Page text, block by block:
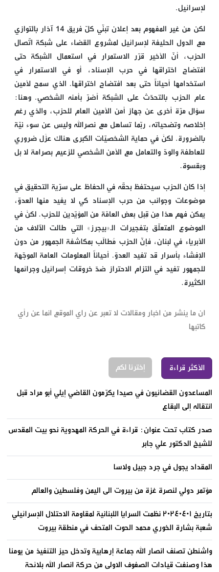
لإسرائيل.
لكن من غير المفهوم بعد إعلان تبنّي كلّ فريق 14 آذار بالتوازي
مع الدول الحليفة لإسرائيل لمشروع القضاء على شبكة اتّصال
الحزب، أنّ الأخير قرّر الاستمرار في استعمال الشبكة حتى
افتضاح اختراقها في حرب الإسناد، أو في الاستمرار في
استخدامها أحياناً حتى بعد افتضاح اختراقها. الذي سمح لأمين
عام الحزب بالتحدّث على الشبكة أضرّ بأمنه الشخصي. وهنا:
سؤال مرّة أخرى عن جهاز أمن الأمين العام للحزب، والذي رغم
إخلاصه وتضحياته، ربّما تساهل مع نصرالله وليس عن سوء نيّة
بالضرورة. لكنْ في حماية الشخصيّات الكبرى هناك عزْل ضروري
للعاطفة والودّ والتعامل مع الأمن الشخصي للزعيم بصرامة لا بل
وبقسوة.
إذا كان الحزب سيحتفظ بحقّه في الحفاظ على سرّية التحقيق في
موضوعات وجوانب من حرب الإسناد كي لا يفيد منها العدوّ،
يمكن فهم هذا مِن قِبل بعض العامّة من المؤيّدين للحزب. لكنْ في
الموضوع المتعلّق بتفجيرات الـ«بيجرز» التي طالت الآلاف من
الأبرياء في لبنان، فإنّ الحزب مُطالَب بمكاشفة الجمهور من دون
الإفشاء بأسرار قد تفيد العدوّ. أحياناً المعلومات العامة الموجّهة
للجمهور تفيد في التزام الاحتراز ضدّ خروقات إسرائيل وجرائمها
الكثيرة.
ان ما ينشر من اخبار ومقالات لا تعبر عن راي الموقع انما عن رأي
كاتبها
الأكثر قراءة إخترنا لكم
المساعدون القضائيون في صيدا يكرّمون القاضي إيلي أبو مراد قبل
انتقاله إلى البقاع
صدر كتاب تحت عنوان: قراءة في الحركة المهدوية نحو بيت المقدس
للشيخ الدكتور علي جابر
المقداد يجول في جرد جبيل ولاسا
مؤتمر دولي لنصرة غزة من بيروت الى اليمن وفلسطين والعالم
بتاريخ ٢٠٢٤٠٤٠١ نظمت السرايا اللبنانية لمقاومة الاحتلال الإسرائيلي
شعبة بشارة الخوري محمد الحوت المتحف في منطقة بيروت
واشنطن تصنف انصار الله جماعة إرهابية وتدخل حيز التنفيذ من يومنا
هذا وصنفت قيادات الصفوف الاولى من حركة انصار الله بلائحة